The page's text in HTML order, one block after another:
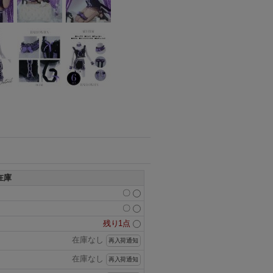
庫
〇
〇
残り1点
在庫なし
再入荷通知
在庫なし 再入荷通知